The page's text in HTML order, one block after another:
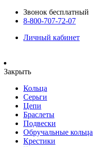
Звонок бесплатный
8-800-707-72-07
Личный кабинет
Закрыть
Кольца
Серьги
Цепи
Браслеты
Подвески
Обручальные кольца
Крестики